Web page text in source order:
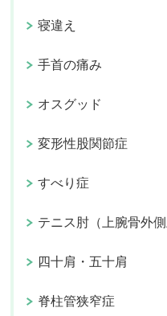
寝違え
手首の痛み
オスグッド
変形性股関節症
すべり症
テニス肘（上腕骨外側
四十肩・五十肩
脊柱管狭窄症